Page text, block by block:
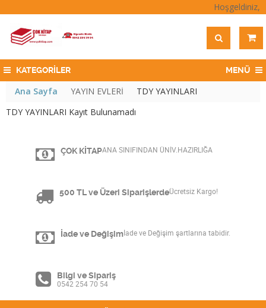
Hoşgeldiniz,
KATEGORİLER MENÜ
Ana Sayfa YAYIN EVLERİ
TDY YAYINLARI
TDY YAYINLARI Kayıt Bulunamadı
ÇOK KİTAPANA SINIFINDAN ÜNİV.HAZIRLIĞA
500 TL ve Üzeri SiparişlerdeÜcretsiz Kargo!
İade ve Değişim İade ve Değişim şartlarına tabidir.
Bilgi ve Sipariş
0542 254 70 54